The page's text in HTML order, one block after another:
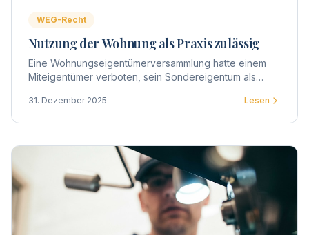
WEG-Recht
Nutzung der Wohnung als Praxis zulässig
Eine Wohnungseigentümerversammlung hatte einem
Miteigentümer verboten, sein Sondereigentum als
entschied anders.
31. Dezember 2025 Lesen